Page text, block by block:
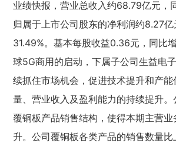
业绩快报，营业总收入约68.79亿元，
归属于上市公司股东的净利润约8.27
31.49%。基本每股收益0.36元，同比增
球5G商用的启动，下属子公司生益电
续抓住市场机会，促进技术提升和产
量、营业收入及盈利能力的持续提升。
覆铜板产品销售结构，使得本期主营
升。公司覆铜板各类产品的销售数量